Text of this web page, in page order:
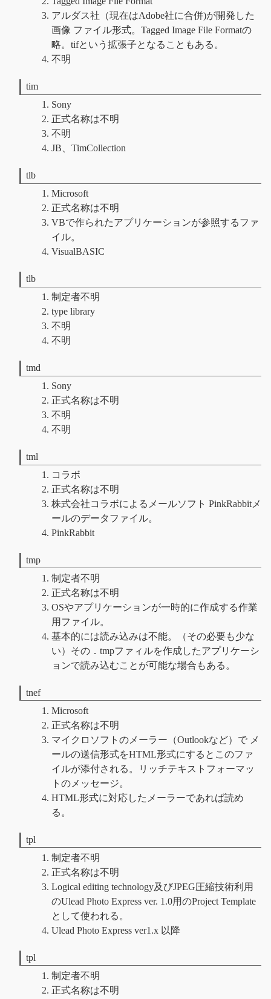
アルダス社（現在はAdobe社に合併)が開発した
画像 ファイル形式。Tagged Image File Formatの
略。tifという拡張子となることもある。
不明
tim
Sony
正式名称は不明
不明
JB、TimCollection
tlb
Microsoft
正式名称は不明
VBで作られたアプリケーションが参照するファ
イル。
VisualBASIC
tlb
制定者不明
type library
不明
不明
tmd
Sony
正式名称は不明
不明
不明
tml
コラボ
正式名称は不明
株式会社コラボによるメールソフト PinkRabbitメ
ールのデータファイル。
PinkRabbit
tmp
制定者不明
正式名称は不明
OSやアプリケーションが一時的に作成する作業
用ファイル。
基本的には読み込みは不能。（その必要も少な
い）その．tmpファィルを作成したアプリケーシ
ョンで読み込むことが可能な場合もある。
tnef
Microsoft
正式名称は不明
マイクロソフトのメーラー（Outlookなど）で メ
ールの送信形式をHTML形式にするとこのファ
イルが添付される。リッチテキストフォーマッ
トのメッセージ。
HTML形式に対応したメーラーであれば読め
る。
tpl
制定者不明
正式名称は不明
Logical editing technology及びJPEG圧縮技術利用
のUlead Photo Express ver. 1.0用のProject Template
として使われる。
Ulead Photo Express ver1.x 以降
tpl
制定者不明
正式名称は不明